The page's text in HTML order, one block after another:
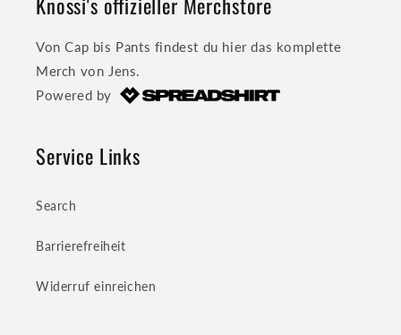
Von Cap bis Pants findest du hier das komplette
Merch von Jens.
Powered by
Service Links
Search
Barrierefreiheit
Widerruf einreichen